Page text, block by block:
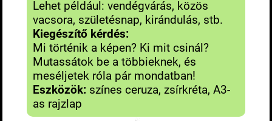
Lehet például: vendégvárás, közös
vacsora, születésnap, kirándulás, stb.
Kiegészítő kérdés:
Mi történik a képen? Ki mit csinál?
Mutassátok be a többieknek, és
meséljetek róla pár mondatban!
Eszközök: színes ceruza, zsírkréta, A3-
as rajzlap